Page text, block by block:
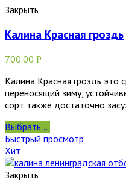
Закрыть
Калина Красная гроздь
700.00 Р
Калина Красная гроздь это
переносящий зиму,
сорт также достаточно
Выбрать ...
Быстрый просмотр
Хит
Закрыть